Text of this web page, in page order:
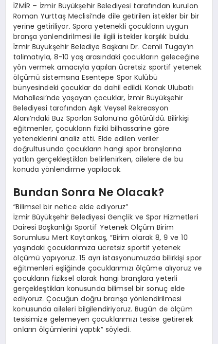
İZMİR – İzmir Büyükşehir Belediyesi tarafından kurulan
Roman Yurttaş Meclisi’nde dile getirilen istekler bir bir
yerine getiriliyor. Spora yetenekli çocukların uygun
branşa yönlendirilmesi ile ilgili istekler karşılık buldu.
İzmir Büyükşehir Belediye Başkanı Dr. Cemil Tugay’ın
talimatıyla, 8-10 yaş arasındaki çocukların geleceğine
yön vermek amacıyla yapılan ücretsiz sportif yetenek
ölçümü sistemsına Esentepe Spor Kulübü
bünyesindeki çocuklar da dahil edildi. Konak Ulubatlı
Mahallesi’nde yaşayan çocuklar, İzmir Büyükşehir
Belediyesi tarafından Aşık Veysel Rekreasyon
Alanı’ndaki Buz Sporları Salonu’na götürüldü. Bilirkişi
eğitmenler, çocukların fiziki bilhassarine göre
yeteneklerini analiz etti. Elde edilen veriler
doğrultusunda çocukların hangi spor branşlarına
yatkın gerçekleştikları belirlenirken, ailelere de bu
konuda yönlendirme yapılacak.
Bundan Sonra Ne Olacak?
“Bilimsel bir netice elde ediyoruz”
İzmir Büyükşehir Belediyesi Gençlik ve Spor Hizmetleri
Dairesi Başkanlığı Sportif Yetenek Ölçüm Birim
Sorumlusu Mert Kaytankaş, “Birim olarak 8, 9 ve 10
yaşındaki çocuklarımıza ücretsiz sportif yetenek
ölçümü yapıyoruz. 15 ayrı istasyonumuzda bilirkişi spor
eğitmenleri eşliğinde çocuklarımızı ölçüme alıyoruz ve
çocukların fiziksel olarak hangi branşlara yeterli
gerçekleştikları konusunda bilimsel bir sonuç elde
ediyoruz. Çocuğun doğru branşa yönlendirilmesi
konusunda aileleri bilgilendiriyoruz. Bugün de ölçüm
tesisimize gelemeyen çocuklarımızı tesise getirerek
onların ölçümlerini yaptık” söyledi.